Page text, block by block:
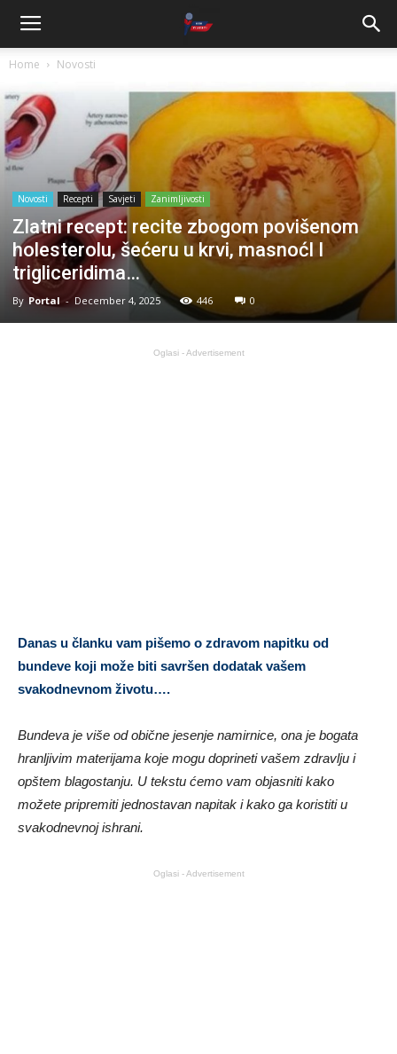
Home Novosti
Novosti Recepti Savjeti Zanimljivosti
Zlatni recept: recite zbogom povišenom
holesterolu, šećeru u krvi, masnoćI I
trigliceridima…
By Portal - December 4, 2025 446 0
Oglasi - Advertisement
Danas u članku vam pišemo o zdravom napitku od
bundeve koji može biti savršen dodatak vašem
svakodnevnom životu….
Bundeva je više od obične jesenje namirnice, ona je bogata
hranljivim materijama koje mogu doprineti vašem zdravlju i
opštem blagostanju. U tekstu ćemo vam objasniti kako
možete pripremiti jednostavan napitak i kako ga koristiti u
svakodnevnoj ishrani.
Oglasi - Advertisement